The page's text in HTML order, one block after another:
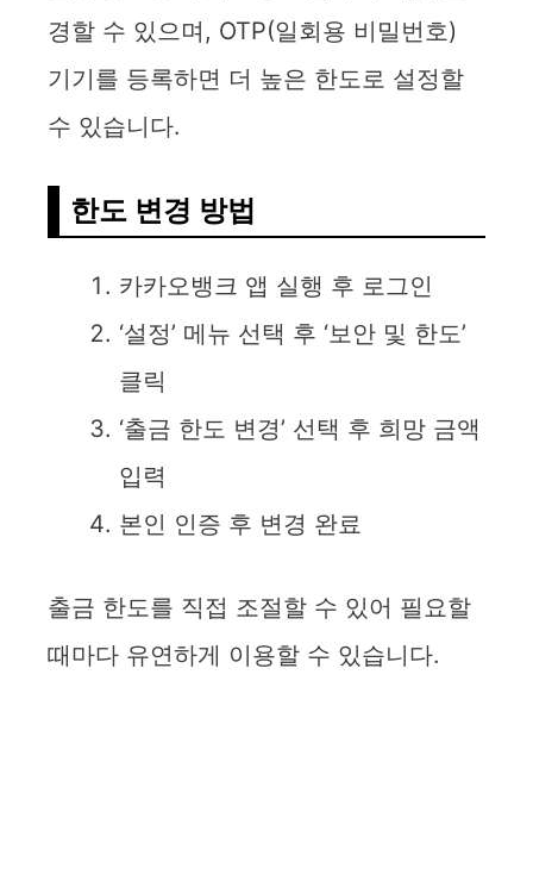
경할 수 있으며, OTP(일회용 비밀번호)
기기를 등록하면 더 높은 한도로 설정할
수 있습니다.
한도 변경 방법
카카오뱅크 앱 실행 후 로그인
‘설정’ 메뉴 선택 후 ‘보안 및 한도’
클릭
‘출금 한도 변경’ 선택 후 희망 금액
입력
본인 인증 후 변경 완료
출금 한도를 직접 조절할 수 있어 필요할
때마다 유연하게 이용할 수 있습니다.